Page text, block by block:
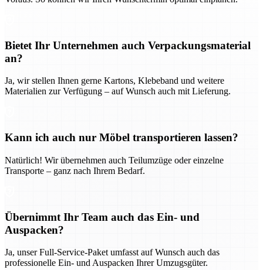
Bietet Ihr Unternehmen auch Verpackungsmaterial
an?
Ja, wir stellen Ihnen gerne Kartons, Klebeband und weitere
Materialien zur Verfügung – auf Wunsch auch mit Lieferung.
Kann ich auch nur Möbel transportieren lassen?
Natürlich! Wir übernehmen auch Teilumzüge oder einzelne
Transporte – ganz nach Ihrem Bedarf.
Übernimmt Ihr Team auch das Ein- und
Auspacken?
Ja, unser Full-Service-Paket umfasst auf Wunsch auch das
professionelle Ein- und Auspacken Ihrer Umzugsgüter.